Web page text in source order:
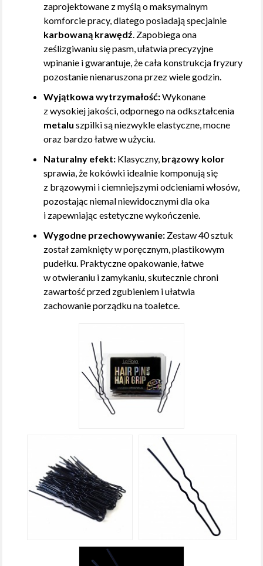
zaprojektowane z myślą o maksymalnym
komforcie pracy, dlatego posiadają specjalnie
karbowaną krawędź. Zapobiega ona
ześlizgiwaniu się pasm, ułatwia precyzyjne
wpinanie i gwarantuje, że cała konstrukcja fryzury
pozostanie nienaruszona przez wiele godzin.
Wyjątkowa wytrzymałość:Wykonane
z wysokiej jakości, odpornego na odkształcenia
metalu szpilki są niezwykle elastyczne, mocne
oraz bardzo łatwe w użyciu.
Naturalny efekt: Klasyczny, brązowy kolor
sprawia, że kokówki idealnie komponują się
z brązowymi i ciemniejszymi odcieniami włosów,
pozostając niemal niewidocznymi dla oka
i zapewniając estetyczne wykończenie.
Wygodne przechowywanie: Zestaw 40 sztuk
został zamknięty w poręcznym, plastikowym
pudełku. Praktyczne opakowanie, łatwe
w otwieraniu i zamykaniu, skutecznie chroni
zawartość przed zgubieniem i ułatwia
zachowanie porządku na toaletce.